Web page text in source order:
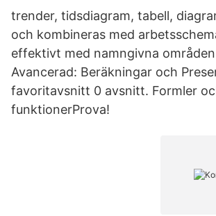
trender, tidsdiagram, tabell,
och kombineras med
effektivt med namngivna
Avancerad: Beräkningar och
favoritavsnitt 0 avsnitt. Formler
funktionerProva!